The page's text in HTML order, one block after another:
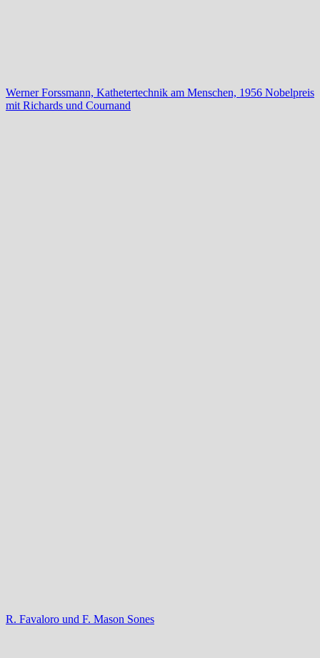
Werner Forssmann, Kathetertechnik am Menschen, 1956 Nobelpreis
mit Richards und Cournand
R. Favaloro und F. Mason Sones